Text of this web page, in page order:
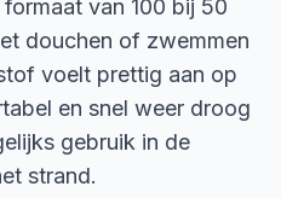
van 100 bij 50
douchen of zwemmen
voelt prettig aan op
en snel weer droog
gebruik in de
strand.